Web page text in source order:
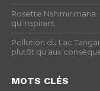
Rosette Nshimirimana
qu’inspirant
Pollution du Lac
plutôt qu’aux
MOTS CLÉS